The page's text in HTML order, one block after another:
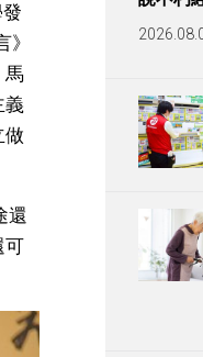
馬
義
做
還
可